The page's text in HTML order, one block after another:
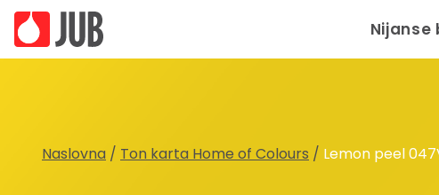
Nijanse
Naslovna / Ton karta Home of Colours / Lemon peel